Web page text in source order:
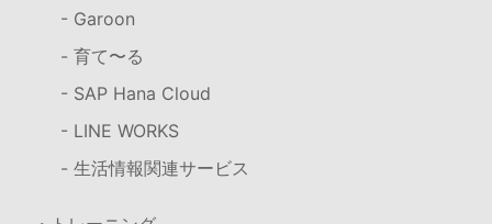
- Garoon
- 育て〜る
- SAP Hana Cloud
- LINE WORKS
- 生活情報関連サービス